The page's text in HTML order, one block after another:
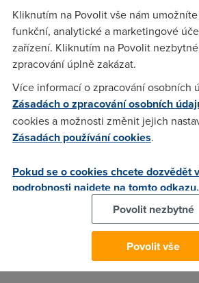
článku, kliknu na odkaz a článek se
dostanu jakoby na "hlavní stránku" i
adresa článku. Např. článek "Vyšly ATI
odkaz https://www.dsl.cz/
chyba? Mužete to napravit, dost mě to
Tomáš(27.3.2010 21:30:58)
(27.3.2010 21:32:00)
me funguji odkazy z rss ctenky bez
meli nejakou chybu, ale ted uz to
Kliknutím na Povolit vše nám
funkční, analytické a marketingové
zařízení. Kliknutím na Povolit
zpracování úplně zakázat.
Více informací o zpracování osobních
Zásadách o zpracování osobních
cookies a možnosti změnit jejich
Zásadách používání cookies.
Pokud se o cookies chcete dozvědět
podrobnosti najdete na tomto odkazu.
Povolit nezbytné
Povolit vše